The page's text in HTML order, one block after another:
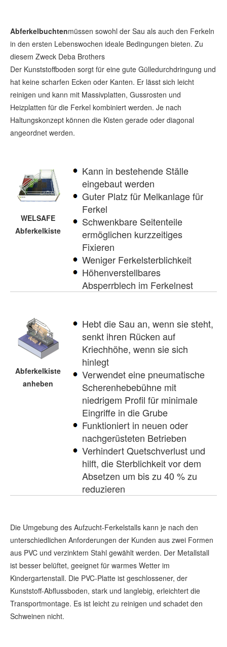
Abferkelbuchtenmüssen sowohl der Sau als auch den Ferkeln
in den ersten Lebenswochen ideale Bedingungen bieten. Zu
diesem Zweck Deba Brothers
Der Kunststoffboden sorgt für eine gute Gülledurchdringung und
hat keine scharfen Ecken oder Kanten. Er lässt sich leicht
reinigen und kann mit Massivplatten, Gussrosten und
Heizplatten für die Ferkel kombiniert werden. Je nach
Haltungskonzept können die Kisten gerade oder diagonal
angeordnet werden.
WELSAFE
Abferkelkiste
Kann in bestehende Ställe
eingebaut werden
Guter Platz für Melkanlage für
Ferkel
Schwenkbare Seitenteile
ermöglichen kurzzeitiges
Fixieren
Weniger Ferkelsterblichkeit
Höhenverstellbares
Absperrblech im Ferkelnest
Abferkelkiste
anheben
Hebt die Sau an, wenn sie steht,
senkt ihren Rücken auf
Kriechhöhe, wenn sie sich
hinlegt
Verwendet eine pneumatische
Scherenhebebühne mit
niedrigem Profil für minimale
Eingriffe in die Grube
Funktioniert in neuen oder
nachgerüsteten Betrieben
Verhindert Quetschverlust und
hilft, die Sterblichkeit vor dem
Absetzen um bis zu 40 % zu
reduzieren
Die Umgebung des Aufzucht-Ferkelstalls kann je nach den
unterschiedlichen Anforderungen der Kunden aus zwei Formen
aus PVC und verzinktem Stahl gewählt werden. Der Metallstall
ist besser belüftet, geeignet für warmes Wetter im
Kindergartenstall. Die PVC-Platte ist geschlossener, der
Kunststoff-Abflussboden, stark und langlebig, erleichtert die
Transportmontage. Es ist leicht zu reinigen und schadet den
Schweinen nicht.